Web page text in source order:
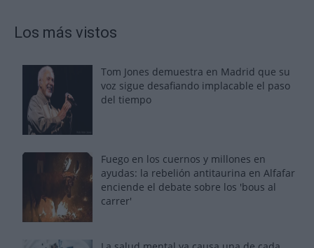
Los más vistos
Tom Jones demuestra en Madrid que su
voz sigue desafiando implacable el paso
del tiempo
Fuego en los cuernos y millones en
ayudas: la rebelión antitaurina en Alfafar
enciende el debate sobre los 'bous al
carrer'